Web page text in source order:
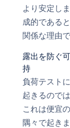
より安定し
成的である
関係な理由
露出を防ぐ
持
負荷テスト
起きるので
これは便宜
隅々で起き